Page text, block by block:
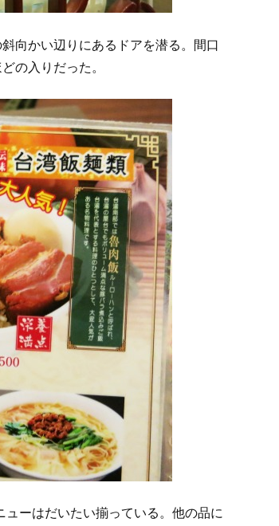
向かい辺りにあるドアを潜る。間口
の入りだった。
ーはだいたい揃っている。他の品に